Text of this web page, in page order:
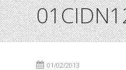
01/02/2013